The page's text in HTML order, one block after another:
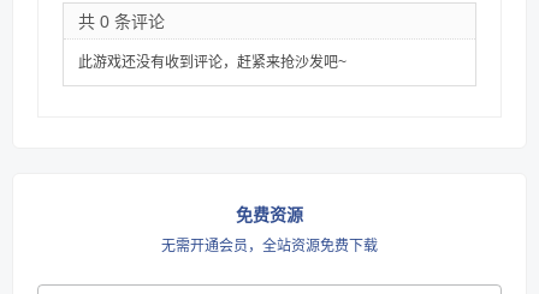
共 0 条评论
此游戏还没有收到评论，赶紧来抢沙发吧~
免费资源
无需开通会员，全站资源免费下载